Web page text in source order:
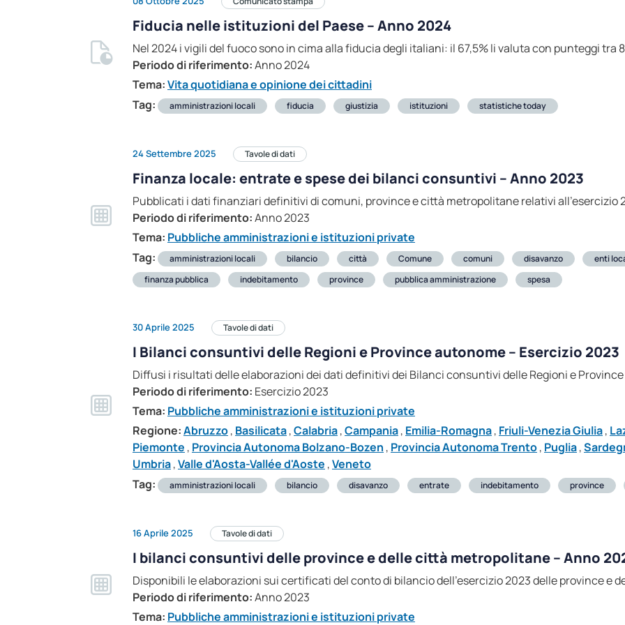
Fiducia nelle istituzioni del Paese – Anno 2024
Nel 2024 i vigili del fuoco sono in cima alla fiducia degli italiani: il 67,5% li valuta con punteggi tra 8
Periodo di riferimento:Anno 2024
Tema:Vita quotidiana e opinione dei cittadini
Tag:
amministrazioni locali fiducia giustizia istituzioni statistiche today
24 Settembre 2025 Tavole di dati
Finanza locale: entrate e spese dei bilanci consuntivi – Anno 2023
Pubblicati i dati finanziari definitivi di comuni, province e città metropolitane relativi all’esercizio
Periodo di riferimento:Anno 2023
Tema: Pubbliche amministrazioni e istituzioni private
Tag:
amministrazioni locali bilancio città Comune comuni disavanzo enti
finanza pubblica
indebitamento province pubblica amministrazione spesa
30 Aprile 2025 Tavole di dati
I Bilanci consuntivi delle Regioni e Province autonome – Esercizio 2023
Diffusi i risultati delle elaborazioni dei dati definitivi dei Bilanci consuntivi delle Regioni e
Periodo di riferimento: Esercizio 2023
Tema: Pubbliche amministrazioni e istituzioni private
Regione:Abruzzo, Basilicata,Calabria,Campania, Emilia-Romagna, Friuli-Venezia Giulia,
Piemonte , Provincia Autonoma Bolzano-Bozen , Provincia Autonoma Trento, Puglia,
Umbria,Valle d'Aosta-Vallée d'Aoste ,Veneto
Tag:
amministrazioni locali bilancio disavanzo entrate indebitamento province
16 Aprile 2025 Tavole di dati
I bilanci consuntivi delle province e delle città metropolitane – Anno
Disponibili le elaborazioni sui certificati del conto di bilancio dell’esercizio 2023 delle province e
Periodo di riferimento:Anno 2023
Tema: Pubbliche amministrazioni e istituzioni private